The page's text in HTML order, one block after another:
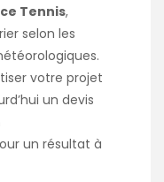
Tennis,
selon les
votre projet
un devis
un résultat à